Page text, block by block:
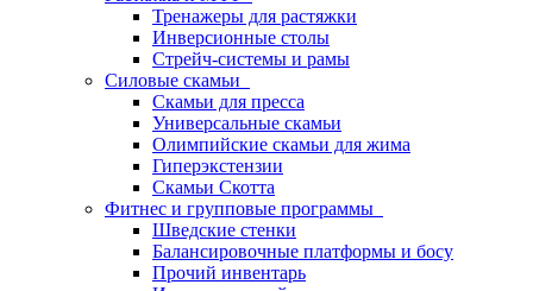
Тренажеры для растяжки
Инверсионные столы
Стрейч-системы и рамы
Силовые скамьи
Скамьи для пресса
Универсальные скамьи
Олимпийские скамьи для жима
Гиперэкстензии
Скамьи Скотта
Фитнес и групповые программы
Шведские стенки
Балансировочные платформы и босу
Прочий инвентарь